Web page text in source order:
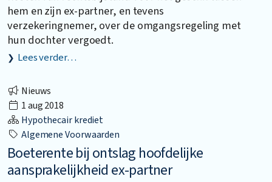
hem en zijn ex-partner, en tevens
verzekeringnemer, over de omgangsregeling met
hun dochter vergoedt.
Lees verder…
Nieuws
1 aug 2018
Hypothecair krediet
Algemene Voorwaarden
Boeterente bij ontslag hoofdelijke
aansprakelijkheid ex-partner